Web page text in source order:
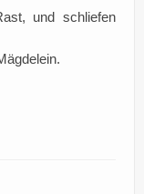
und schliefen